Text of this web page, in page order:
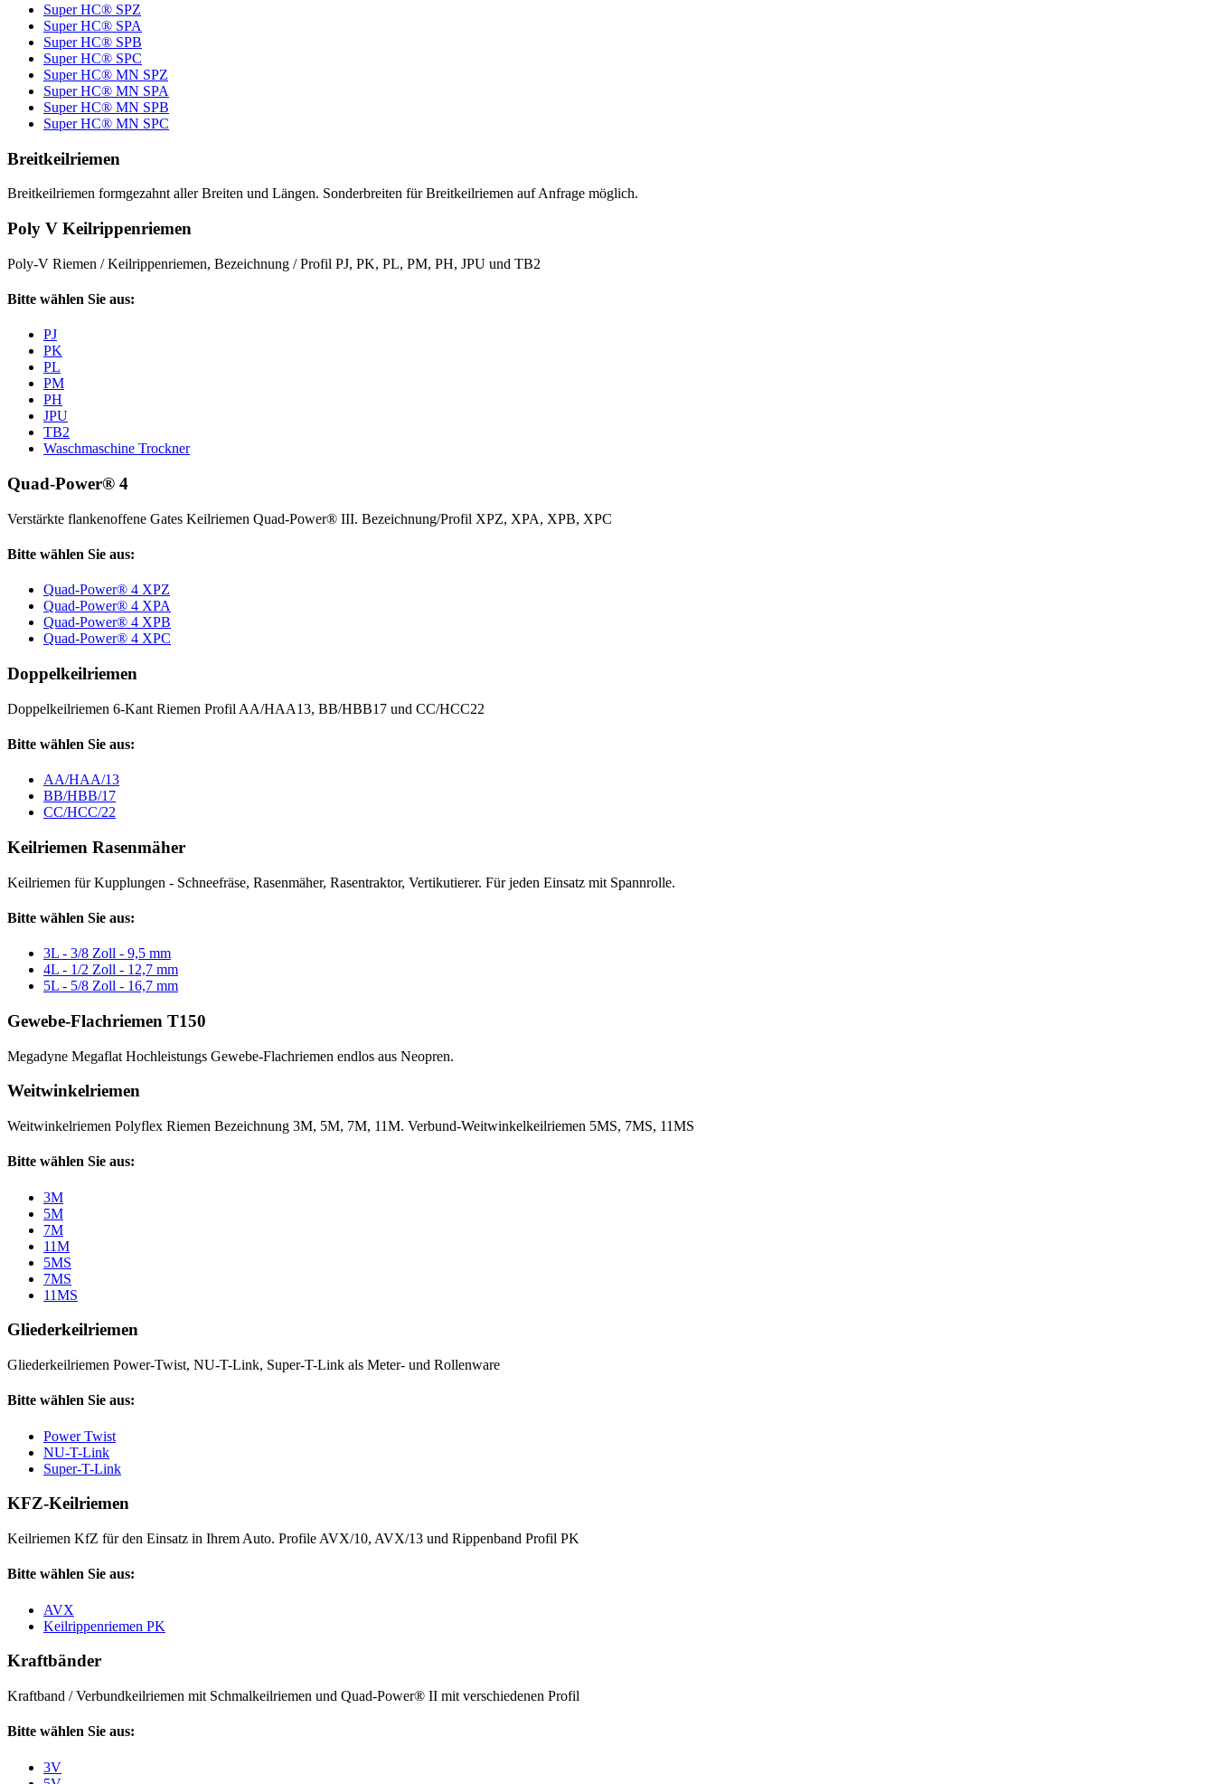
Super HC® SPZ
Super HC® SPA
Super HC® SPB
Super HC® SPC
Super HC® MN SPZ
Super HC® MN SPA
Super HC® MN SPB
Super HC® MN SPC
Breitkeilriemen
Breitkeilriemen formgezahnt aller Breiten und Längen. Sonderbreiten für Breitkeilriemen auf Anfrage möglich.
Poly V Keilrippenriemen
Poly-V Riemen / Keilrippenriemen, Bezeichnung / Profil PJ, PK, PL, PM, PH, JPU und TB2
Bitte wählen Sie aus:
PJ
PK
PL
PM
PH
JPU
TB2
Waschmaschine Trockner
Quad-Power® 4
Verstärkte flankenoffene Gates Keilriemen Quad-Power® III. Bezeichnung/Profil XPZ, XPA, XPB, XPC
Bitte wählen Sie aus:
Quad-Power® 4 XPZ
Quad-Power® 4 XPA
Quad-Power® 4 XPB
Quad-Power® 4 XPC
Doppelkeilriemen
Doppelkeilriemen 6-Kant Riemen Profil AA/HAA13, BB/HBB17 und CC/HCC22
Bitte wählen Sie aus:
AA/HAA/13
BB/HBB/17
CC/HCC/22
Keilriemen Rasenmäher
Keilriemen für Kupplungen - Schneefräse, Rasenmäher, Rasentraktor, Vertikutierer. Für jeden Einsatz mit Spannrolle.
Bitte wählen Sie aus:
3L - 3/8 Zoll - 9,5 mm
4L - 1/2 Zoll - 12,7 mm
5L - 5/8 Zoll - 16,7 mm
Gewebe-Flachriemen T150
Megadyne Megaflat Hochleistungs Gewebe-Flachriemen endlos aus Neopren.
Weitwinkelriemen
Weitwinkelriemen Polyflex Riemen Bezeichnung 3M, 5M, 7M, 11M. Verbund-Weitwinkelkeilriemen 5MS, 7MS, 11MS
Bitte wählen Sie aus:
3M
5M
7M
11M
5MS
7MS
11MS
Gliederkeilriemen
Gliederkeilriemen Power-Twist, NU-T-Link, Super-T-Link als Meter- und Rollenware
Bitte wählen Sie aus:
Power Twist
NU-T-Link
Super-T-Link
KFZ-Keilriemen
Keilriemen KfZ für den Einsatz in Ihrem Auto. Profile AVX/10, AVX/13 und Rippenband Profil PK
Bitte wählen Sie aus:
AVX
Keilrippenriemen PK
Kraftbänder
Kraftband / Verbundkeilriemen mit Schmalkeilriemen und Quad-Power® II mit verschiedenen Profil
Bitte wählen Sie aus:
3V